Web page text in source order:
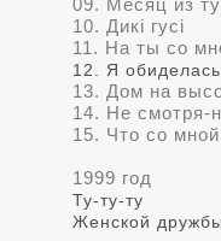
09. Месяц из
10. Дикi гусi
11. На ты со
12. Я обиделась
13. Дом на
14. Не смотря-
15. Что со мной
1999 год
Ту-ту-ту
Женской